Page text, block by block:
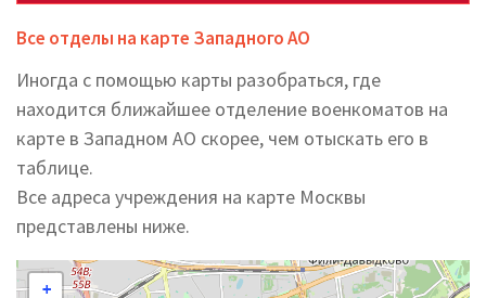
Все отделы на карте Западного АО
Иногда с помощью карты разобраться, где
находится ближайшее отделение военкоматов на
карте в Западном АО скорее, чем отыскать его в
таблице.
Все адреса учреждения на карте Москвы
представлены ниже.
+